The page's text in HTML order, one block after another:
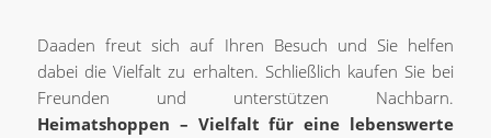
Daaden freut sich auf Ihren Besuch und Sie helfen
dabei die Vielfalt zu erhalten. Schließlich kaufen Sie bei
Freunden und unterstützen Nachbarn.
Heimatshoppen – Vielfalt für eine lebenswerte